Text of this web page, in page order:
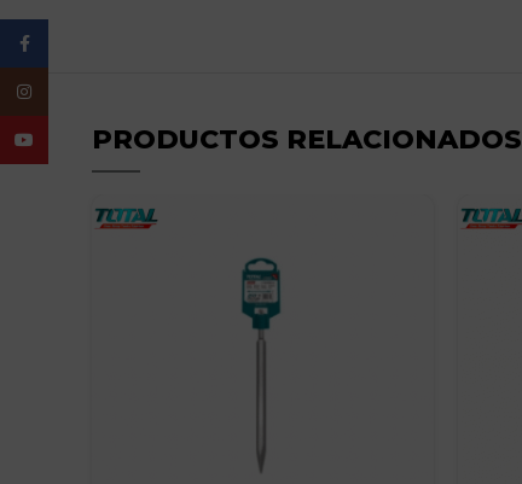
PRODUCTOS RELACIONADOS
YouTube